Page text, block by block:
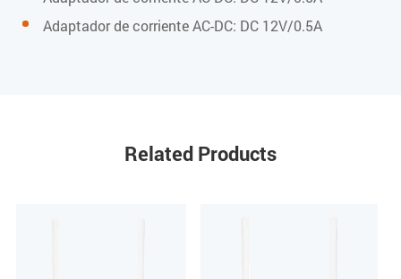
Potencia máxima de transmisión 2.4G: 17 dBm
Adaptador de corriente AC-DC: DC 12V/0.5A
Related Products